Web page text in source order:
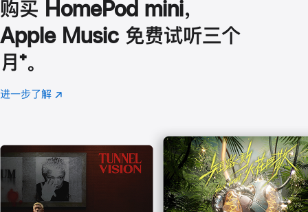
购买 HomePod mini，
Apple Music 免费试听三个
月 脚
注
⁺。
进一步了解 Apple
(在
口
中
打
开)